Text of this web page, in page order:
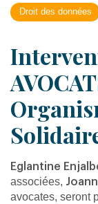
Droit des données
Eglantine
associées,
avocates, seront